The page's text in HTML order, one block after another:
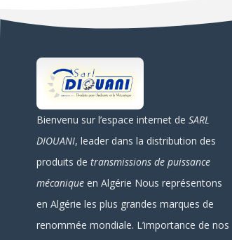
Bienvenu sur l’espace internet de SARL
DIOUANI, leader dans la distribution des
produits de transmissions de puissance
mécanique en Algérie Nous représentons
en Algérie les plus grandes marques de
renommée mondiale. L’importance de nos